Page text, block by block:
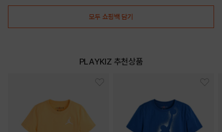
모두 쇼핑백 담기
PLAYKIZ 추천상품